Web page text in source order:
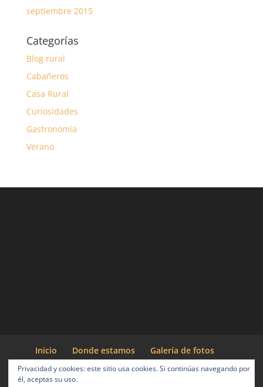
septiembre 2015
Categorías
Blog rural
Cabañeros
Casa Rural
Curiosidades
Gastronomía
Verano
Inicio Donde estamos
Galería de fotos
Actividades
Entorno
Blog Cabañeros
Privacidad y cookies: este sitio usa cookies. Si continúas navegando por
él, aceptas su uso.